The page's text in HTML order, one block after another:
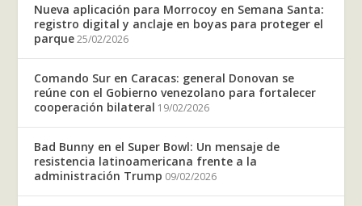
Nueva aplicación para Morrocoy en Semana Santa:
registro digital y anclaje en boyas para proteger el
parque 25/02/2026
Comando Sur en Caracas: general Donovan se
reúne con el Gobierno venezolano para fortalecer
cooperación bilateral 19/02/2026
Bad Bunny en el Super Bowl: Un mensaje de
resistencia latinoamericana frente a la
administración Trump 09/02/2026